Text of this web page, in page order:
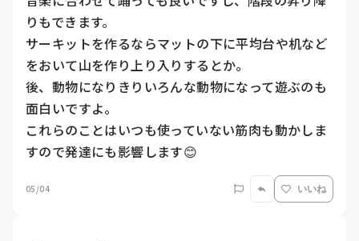
りもできます。
サーキットを作るならマットの下に平均台や机など
をおいて山を作り上り入りするとか。
後、動物になりきりいろんな動物になって遊ぶのも
面白いですよ。
これらのことはいつも使っていない筋肉も動かしま
すので発達にも影響します😊
05/04 いいね